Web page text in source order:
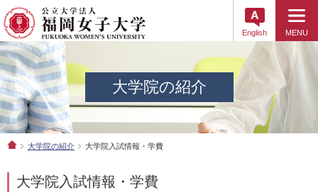
MENU
English
大学院の紹介
大学院の紹介 大学院入試情報・学費
大学院入試情報・学費